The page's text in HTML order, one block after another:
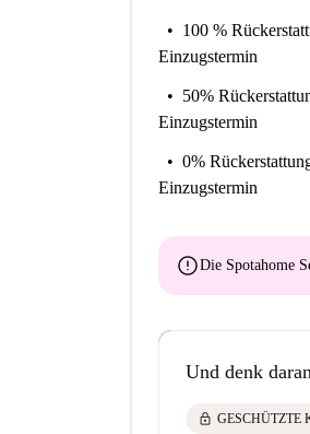
100 %
Einzugstermin
50%
Einzugstermin
0%
Einzugstermin
errorDie Spotahome
Und denk
lock GESCHÜTZTE